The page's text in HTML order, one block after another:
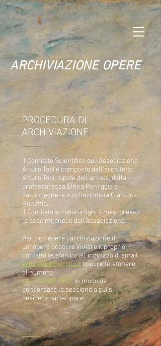
ASSOCIAZIONE ARTURO TOS|
ARCHIVIAZIONE OPERE
PROCEDURA DI
ARCHIVIAZIONE
Il Comitato Scientifico dell'Associazione
Arturo Tosi è composto dall'architetto
Arturo Tosi, nipote dell'artista, dalla
professoressa Elena Pontiggia e
dall'ingegnere e collezionista Gianluca
Renoffio.
Il Comitato si raduna ogni 2 mesi presso
la sede milanese dell’Associazione.
Per richiedere l'archiviazione di
un''opera occorre inviare il proprio
contatto telefonico all'indirizzo di email
arturotosi@virgilo.itoppure telefonare
al numero
cell.3489011950, in modo da
concordare la sessione a cui si
desidera partecipare.